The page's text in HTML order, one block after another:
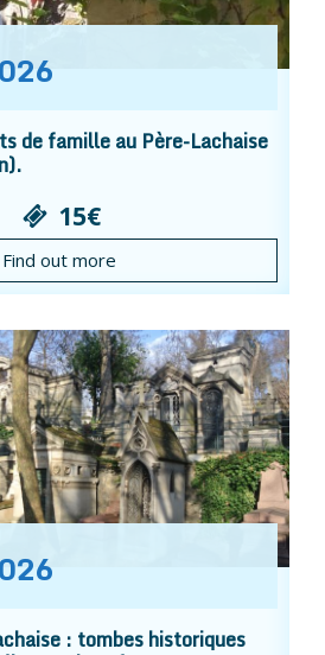
de famille au Père-Lachaise
15€
Find out more
: tombes historiques